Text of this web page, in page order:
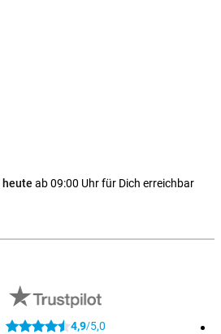
heute ab09:00 Uhr für Dich erreichbar
4,9/5,0